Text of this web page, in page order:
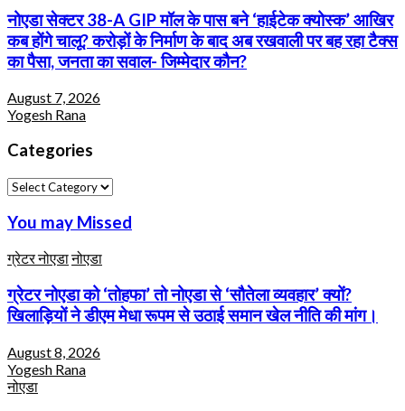
नोएडा सेक्टर 38-A GIP मॉल के पास बने ‘हाईटेक क्योस्क’ आखिर
कब होंगे चालू? करोड़ों के निर्माण के बाद अब रखवाली पर बह रहा टैक्स
का पैसा, जनता का सवाल- जिम्मेदार कौन?
August 7, 2026
Yogesh Rana
Categories
Categories
You may Missed
ग्रेटर नोएडानोएडा
ग्रेटर नोएडा को ‘तोहफा’ तो नोएडा से ‘सौतेला व्यवहार’ क्यों?
खिलाड़ियों ने डीएम मेधा रूपम से उठाई समान खेल नीति की मांग।
August 8, 2026
Yogesh Rana
नोएडा